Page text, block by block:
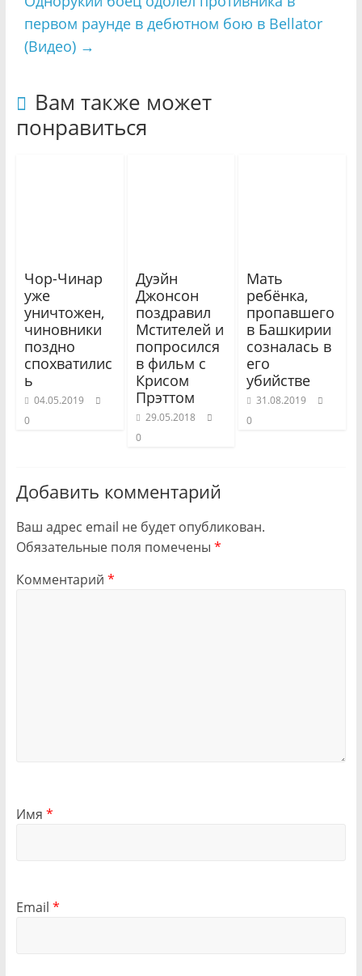
первом раунде в дебютном бою в Bellator
(Видео) →
Вам также может
понравиться
Чор-Чинар
уже
уничтожен,
чиновники
поздно
спохватилис
ь
04.05.2019
0
Дуэйн
Джонсон
поздравил
Мстителей и
попросился
в фильм с
Крисом
Прэттом
29.05.2018
0
Мать
ребёнка,
пропавшего
в Башкирии
созналась в
его
убийстве
31.08.2019
0
Добавить комментарий
Ваш адрес email не будет опубликован.
Обязательные поля помечены *
Комментарий *
Имя *
Email *